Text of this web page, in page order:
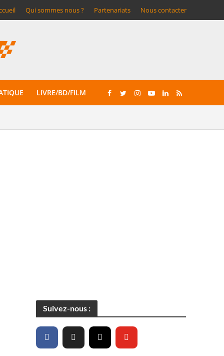
Qui sommes nous ? Partenariats Nous contacter
LIVRE/BD/FILM
Suivez-nous :